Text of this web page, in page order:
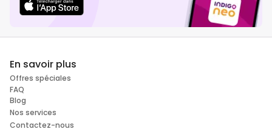
En savoir plus
Offres spéciales
FAQ
Blog
Nos services
Contactez-nous